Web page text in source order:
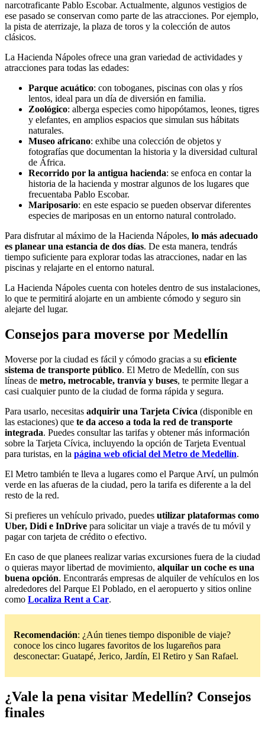
narcotraficante Pablo Escobar. Actualmente, algunos vestigios de
ese pasado se conservan como parte de las atracciones. Por ejemplo,
la pista de aterrizaje, la plaza de toros y la colección de autos
clásicos.
La Hacienda Nápoles ofrece una gran variedad de actividades y
atracciones para todas las edades:
Parque acuático: con toboganes, piscinas con olas y ríos
lentos, ideal para un día de diversión en familia.
Zoológico: alberga especies como hipopótamos, leones, tigres
y elefantes, en amplios espacios que simulan sus hábitats
naturales.
Museo africano: exhibe una colección de objetos y
fotografías que documentan la historia y la diversidad cultural
de África.
Recorrido por la antigua hacienda: se enfoca en contar la
historia de la hacienda y mostrar algunos de los lugares que
frecuentaba Pablo Escobar.
Mariposario: en este espacio se pueden observar diferentes
especies de mariposas en un entorno natural controlado.
Para disfrutar al máximo de la Hacienda Nápoles, lo más adecuado
es planear una estancia de dos días. De esta manera, tendrás
tiempo suficiente para explorar todas las atracciones, nadar en las
piscinas y relajarte en el entorno natural.
La Hacienda Nápoles cuenta con hoteles dentro de sus instalaciones,
lo que te permitirá alojarte en un ambiente cómodo y seguro sin
alejarte del lugar.
Consejos para moverse por Medellín
Moverse por la ciudad es fácil y cómodo gracias a su eficiente
sistema de transporte público. El Metro de Medellín, con sus
líneas de metro, metrocable, tranvía y buses, te permite llegar a
casi cualquier punto de la ciudad de forma rápida y segura.
Para usarlo, necesitas adquirir una Tarjeta Cívica (disponible en
las estaciones) que te da acceso a toda la red de transporte
integrada. Puedes consultar las tarifas y obtener más información
sobre la Tarjeta Cívica, incluyendo la opción de Tarjeta Eventual
para turistas, en la página web oficial del Metro de Medellín.
El Metro también te lleva a lugares como el Parque Arví, un pulmón
verde en las afueras de la ciudad, pero la tarifa es diferente a la del
resto de la red.
Si prefieres un vehículo privado, puedes utilizar plataformas como
Uber, Didi e InDrive para solicitar un viaje a través de tu móvil y
pagar con tarjeta de crédito o efectivo.
En caso de que planees realizar varias excursiones fuera de la ciudad
o quieras mayor libertad de movimiento, alquilar un coche es una
buena opción. Encontrarás empresas de alquiler de vehículos en los
alrededores del Parque El Poblado, en el aeropuerto y sitios online
como Localiza Rent a Car.
Recomendación: ¿Aún tienes tiempo disponible de viaje?
conoce los cinco lugares favoritos de los lugareños para
desconectar: Guatapé, Jerico, Jardín, El Retiro y San Rafael.
¿Vale la pena visitar Medellín? Consejos
finales